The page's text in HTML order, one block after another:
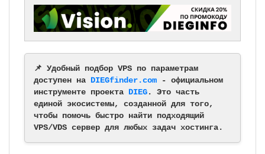
📌 Удобный подбор VPS по параметрам
доступен на DIEGfinder.com - официальном
инструменте проекта DIEG. Это часть
единой экосистемы, созданной для того,
чтобы помочь быстро найти подходящий
VPS/VDS сервер для любых задач хостинга.